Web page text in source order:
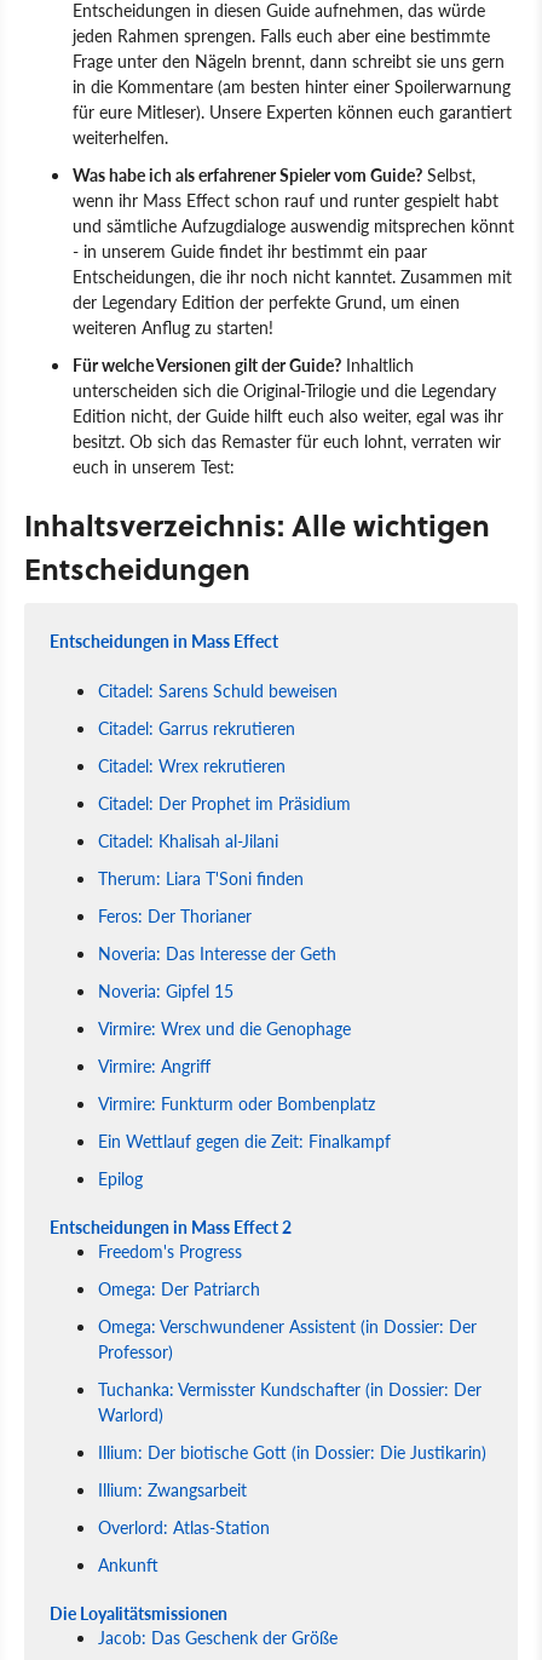
Entscheidungen in diesen Guide aufnehmen, das würde
jeden Rahmen sprengen. Falls euch aber eine bestimmte
Frage unter den Nägeln brennt, dann schreibt sie uns gern
in die Kommentare (am besten hinter einer Spoilerwarnung
für eure Mitleser). Unsere Experten können euch garantiert
weiterhelfen.
Was habe ich als erfahrener Spieler vom Guide? Selbst,
wenn ihr Mass Effect schon rauf und runter gespielt habt
und sämtliche Aufzugdialoge auswendig mitsprechen könnt
- in unserem Guide findet ihr bestimmt ein paar
Entscheidungen, die ihr noch nicht kanntet. Zusammen mit
der Legendary Edition der perfekte Grund, um einen
weiteren Anflug zu starten!
Für welche Versionen gilt der Guide? Inhaltlich
unterscheiden sich die Original-Trilogie und die Legendary
Edition nicht, der Guide hilft euch also weiter, egal was ihr
besitzt. Ob sich das Remaster für euch lohnt, verraten wir
euch in unserem Test:
Inhaltsverzeichnis: Alle wichtigen
Entscheidungen
Entscheidungen in Mass Effect
Citadel: Sarens Schuld beweisen
Citadel: Garrus rekrutieren
Citadel: Wrex rekrutieren
Citadel: Der Prophet im Präsidium
Citadel: Khalisah al-Jilani
Therum: Liara T'Soni finden
Feros: Der Thorianer
Noveria: Das Interesse der Geth
Noveria: Gipfel 15
Virmire: Wrex und die Genophage
Virmire: Angriff
Virmire: Funkturm oder Bombenplatz
Ein Wettlauf gegen die Zeit: Finalkampf
Epilog
Entscheidungen in Mass Effect 2
Freedom's Progress
Omega: Der Patriarch
Omega: Verschwundener Assistent (in Dossier: Der
Professor)
Tuchanka: Vermisster Kundschafter (in Dossier: Der
Warlord)
Illium: Der biotische Gott (in Dossier: Die Justikarin)
Illium: Zwangsarbeit
Overlord: Atlas-Station
Ankunft
Die Loyalitätsmissionen
Jacob: Das Geschenk der Größe